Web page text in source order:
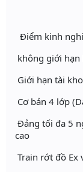
Điểm kinh
không giới hạn
Giới hạn tài
Cơ bản 4 lớp
Đảng tối đa 5
cao
Train rớt đồ Ex